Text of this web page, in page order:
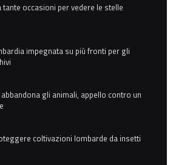
tante occasioni per vedere le stelle
impegnata su più fronti per gli
gli animali, appello contro un
coltivazioni lombarde da insetti